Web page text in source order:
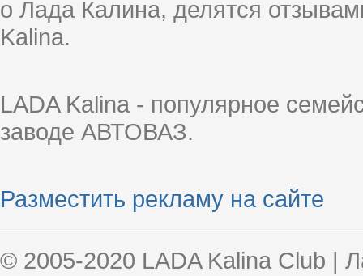
о Лада Калина, делятся
Kalina.
LADA Kalina - популярное
заводе АВТОВАЗ.
Разместить рекламу на сайте
© 2005-2020 LADA Kalina Club |